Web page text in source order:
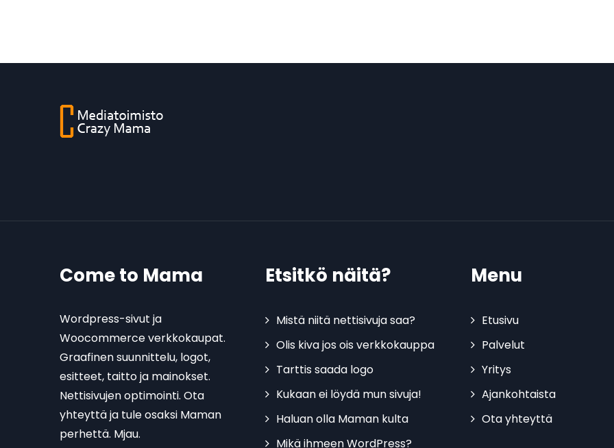
Come to Mama
Wordpress-sivut ja
Woocommerce verkkokaupat.
Graafinen suunnittelu, logot,
esitteet, taitto ja mainokset.
Nettisivujen optimointi. Ota
yhteyttä ja tule osaksi Maman
perhettä. Mjau.
Etsitkö näitä?
Mistä niitä nettisivuja saa?
Olis kiva jos ois verkkokauppa
Tarttis saada logo
Kukaan ei löydä mun sivuja!
Haluan olla Maman kulta
Mikä ihmeen WordPress?
Menu
Etusivu
Palvelut
Yritys
Ajankohtaista
Ota yhteyttä